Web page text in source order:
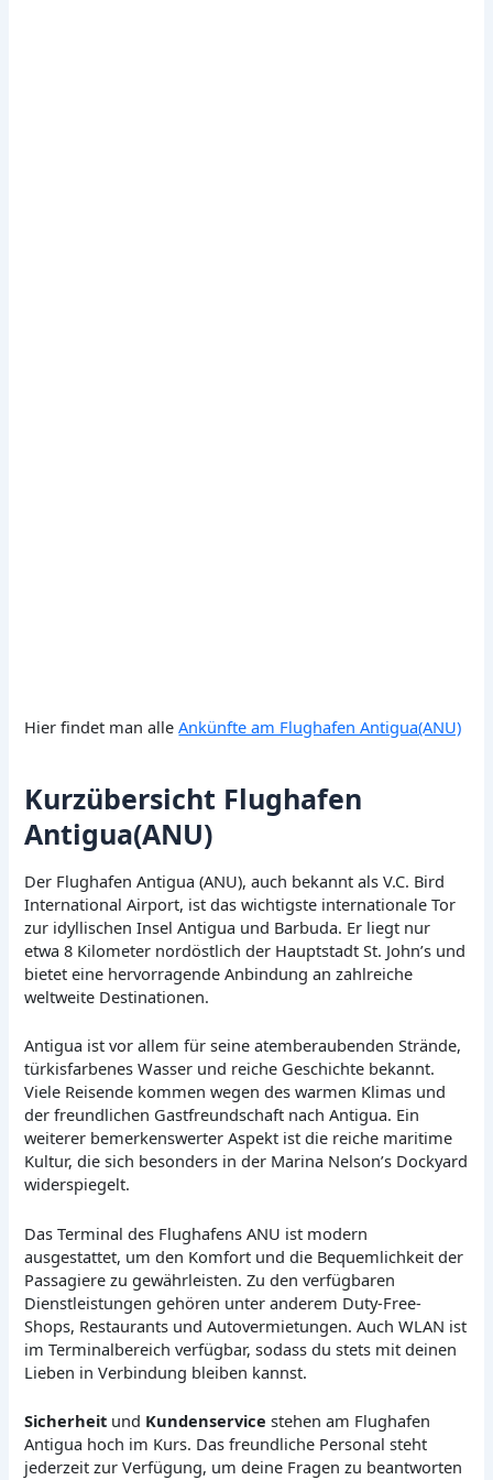
Hier findet man alleAnkünfte am Flughafen Antigua(ANU)
Kurzübersicht Flughafen
Antigua(ANU)
Der Flughafen Antigua (ANU), auch bekannt als V.C. Bird
International Airport, ist das wichtigste internationale Tor
zur idyllischen Insel Antigua und Barbuda. Er liegt nur
etwa 8 Kilometer nordöstlich der Hauptstadt St. John’s und
bietet eine hervorragende Anbindung an zahlreiche
weltweite Destinationen.
Antigua ist vor allem für seine atemberaubenden Strände,
türkisfarbenes Wasser und reiche Geschichte bekannt.
Viele Reisende kommen wegen des warmen Klimas und
der freundlichen Gastfreundschaft nach Antigua. Ein
weiterer bemerkenswerter Aspekt ist die reiche maritime
Kultur, die sich besonders in der Marina Nelson’s Dockyard
widerspiegelt.
Das Terminal des Flughafens ANU ist modern
ausgestattet, um den Komfort und die Bequemlichkeit der
Passagiere zu gewährleisten. Zu den verfügbaren
Dienstleistungen gehören unter anderem Duty-Free-
Shops, Restaurants und Autovermietungen. Auch WLAN ist
im Terminalbereich verfügbar, sodass du stets mit deinen
Lieben in Verbindung bleiben kannst.
Sicherheit und Kundenservice stehen am Flughafen
Antigua hoch im Kurs. Das freundliche Personal steht
jederzeit zur Verfügung, um deine Fragen zu beantworten